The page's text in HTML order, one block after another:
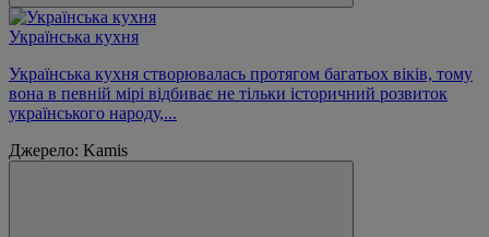
Українська кухня
Українська кухня створювалась протягом багатьох віків, тому
вона в певній мірі відбиває не тільки історичний розвиток
українського народу,...
Джерело: Kamis